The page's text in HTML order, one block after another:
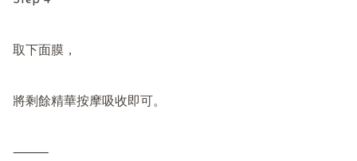
取下面膜，
將剩餘精華按摩吸收即可。
⸻